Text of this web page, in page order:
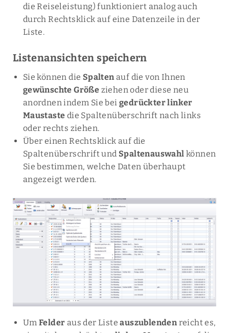
die Reiseleistung) funktioniert analog auch
durch Rechtsklick auf eine Datenzeile in der
Liste.
Listenansichten speichern
Sie können die Spaltenauf die von Ihnen
gewünschte Größe ziehen oder diese neu
anordnen indem Sie beigedrückter linker
Maustaste die Spaltenüberschrift nach links
oder rechts ziehen.
Über einen Rechtsklick auf die
Spaltenüberschrift und Spaltenauswahl können
Sie bestimmen, welche Daten überhaupt
angezeigt werden.
UmFelder aus der Listeauszublenden reicht es,